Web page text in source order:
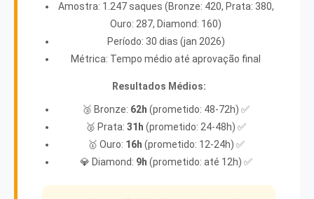
Amostra: 1.247 saques (Bronze: 420, Prata: 380,
Ouro: 287, Diamond: 160)
Período: 30 dias (jan 2026)
Métrica: Tempo médio até aprovação final
Resultados Médios:
🥉 Bronze: 62h (prometido: 48-72h) ✅
🥈 Prata: 31h (prometido: 24-48h) ✅
🥇 Ouro: 16h (prometido: 12-24h) ✅
💎 Diamond: 9h (prometido: até 12h) ✅